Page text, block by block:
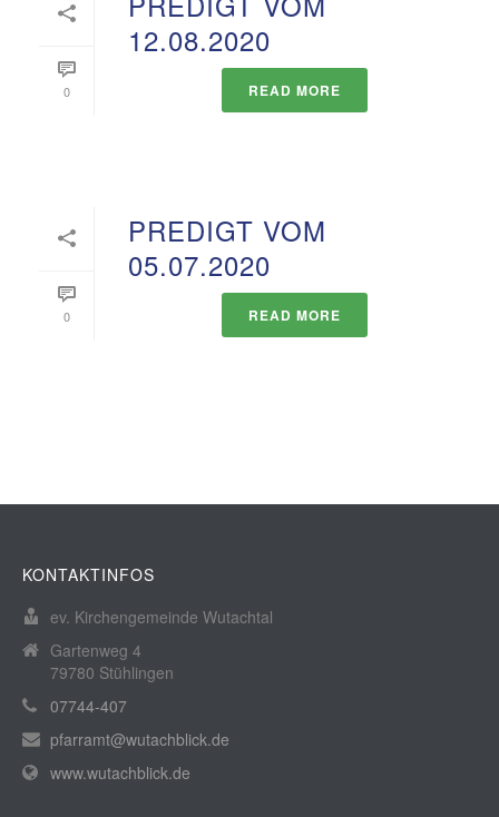
0
12.08.2020
READ MORE
0
PREDIGT VOM
05.07.2020
READ MORE
KONTAKTINFOS
ev. Kirchengemeinde Wutachtal
Gartenweg 4
79780 Stühlingen
07744-407
pfarramt@wutachblick.de
www.wutachblick.de